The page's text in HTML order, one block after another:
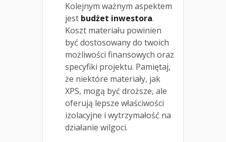
Kolejnym ważnym aspektem
jest budżet inwestora.
Koszt materiału powinien
być dostosowany do twoich
możliwości finansowych oraz
specyfiki projektu. Pamiętaj,
że niektóre materiały, jak
XPS, mogą być droższe, ale
oferują lepsze właściwości
izolacyjne i wytrzymałość na
działanie wilgoci.